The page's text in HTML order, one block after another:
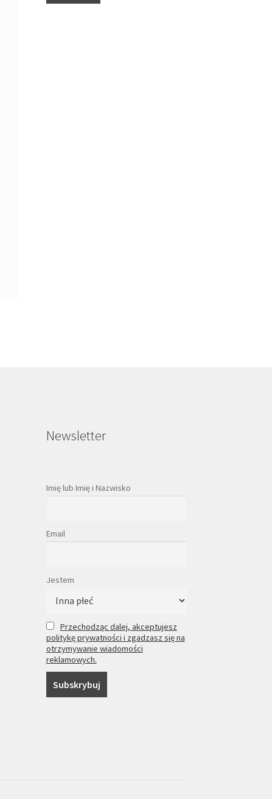
Newsletter
Imię lub Imię i Nazwisko
Email
Jestem
Przechodząc dalej, akceptujesz
politykę prywatności i zgadzasz się na
otrzymywanie wiadomości
reklamowych.